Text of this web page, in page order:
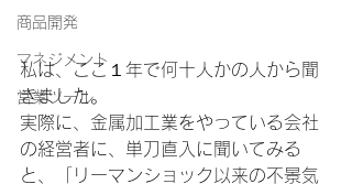
商品開発
マネジメント
営業ツール
私は、ここ１年で何十人かの人から聞
きました。
実際に、金属加工業をやっている会社
の経営者に、単刀直入に聞いてみる
と、「リーマンショック以来の不景気